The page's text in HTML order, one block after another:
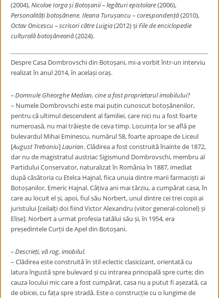
(2004),Nicolae Iorga și Botoșanii – legături epistolare(2006),
Personalități botoșănene. Ileana Turușancu – corespondență(2010),
Octav Onicescu – scrisori către Luigia(2012) șiFile de enciclopedie
culturală botoșăneană(2024).
Despre Casa Dombrovschi din Botoșani, mi-a vorbit într-un interviu
realizat în anul 2014, în același oraș.
– Domnule Gheorghe Median, cine a fost proprietarul imobilului?
– Numele Dombrovschi este mai puțin cunoscut botoșănenilor,
pentru că ultimul descendent al familiei, care nici nu a fost foarte
numeroasă, nu mai trăiește de ceva timp. Locuința lor se află pe
bulevardul Mihai Eminescu, numărul 58, foarte aproape de Liceul
[August Treboniu]Laurian. Clădirea a fost construită înainte de 1872,
dar nu de magistratul austriac Sigismund Dombrovschi, membru al
Partidului Conservator, naturalizat în România în 1887, imediat
după căsătoria cu Etelca Hajnal, fiica unuia dintre marii farmaciști ai
Botoșanilor, Emeric Hajnal. Câțiva ani mai târziu, a cumpărat casa, în
care au locuit el și, apoi, fiul său Norbert, unul dintre cei trei copii ai
juristului [ceilalți doi fiind Victor Alexandru (viitor general-colonel) și
Elise]. Norbert a urmat profesia tatălui său și, în 1954, era
președintele Curții de Apel din Botoșani.
– Descrieți, vă rog, imobilul.
– Clădirea este construită în stil eclectic clasicizant, orientată cu
latura îngustă spre bulevard și cu intrarea principală spre curte; din
cauza locului mic care a fost cumpărat, casa nu a putut fi așezată, ca
de obicei, cu fața spre stradă. Este o construcție cu o lungime de